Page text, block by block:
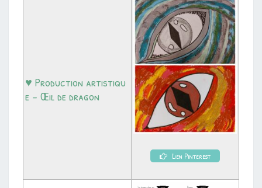
♥ Production artistiqu
e – Œil de dragon
Lien Pinterest